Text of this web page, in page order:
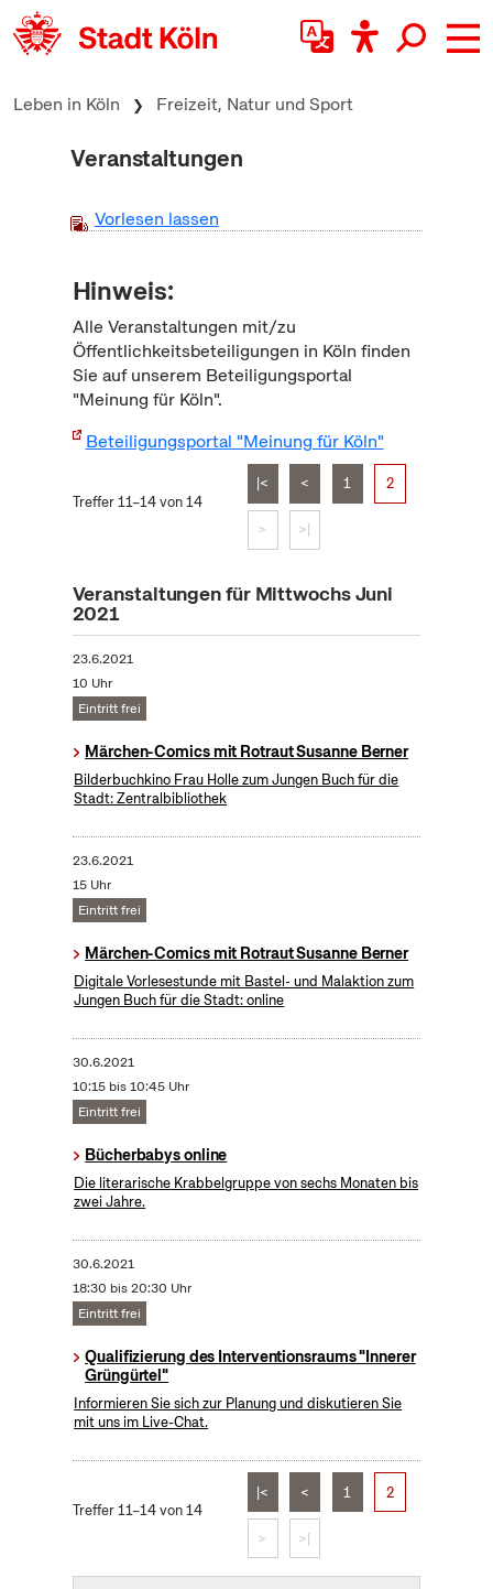
zum Inhalt springen
Leben in Köln Freizeit, Natur und Sport
Veranstaltungen
Vorlesen lassen
Hinweis:
Alle Veranstaltungen mit/zu
Öffentlichkeitsbeteiligungen in Köln finden
Sie auf unserem Beteiligungsportal
"Meinung für Köln".
Beteiligungsportal "Meinung für Köln"
Treffer 11–14 von 14
|< < 1 2
> >|
Veranstaltungen für Mittwochs Juni
2021
23.6.2021
10 Uhr
Eintritt frei
Märchen-Comics mit Rotraut Susanne Berner
Bilderbuchkino Frau Holle zum Jungen Buch für die
Stadt: Zentralbibliothek
23.6.2021
15 Uhr
Eintritt frei
Märchen-Comics mit Rotraut Susanne Berner
Digitale Vorlesestunde mit Bastel- und Malaktion zum
Jungen Buch für die Stadt: online
30.6.2021
10:15 bis 10:45 Uhr
Eintritt frei
Bücherbabys online
Die literarische Krabbelgruppe von sechs Monaten bis
zwei Jahre.
30.6.2021
18:30 bis 20:30 Uhr
Eintritt frei
Qualifizierung des Interventionsraums "Innerer
Grüngürtel"
Informieren Sie sich zur Planung und diskutieren Sie
mit uns im Live-Chat.
Treffer 11–14 von 14
|< < 1 2
> >|